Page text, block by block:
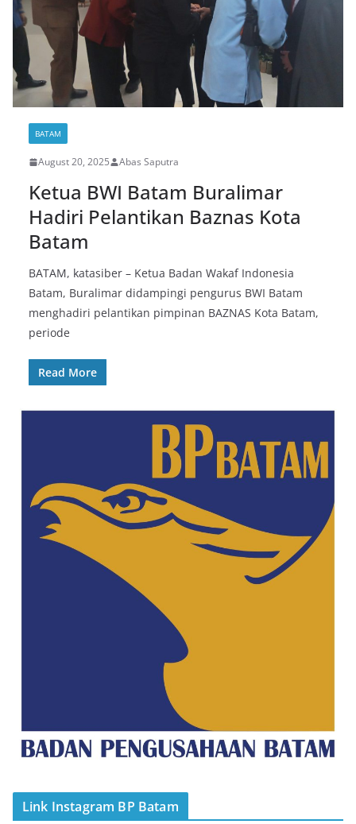
BATAM
August 20, 2025 Abas Saputra
Ketua BWI Batam Buralimar
Hadiri Pelantikan Baznas Kota
Batam
BATAM, katasiber – Ketua Badan Wakaf Indonesia
Batam, Buralimar didampingi pengurus BWI Batam
menghadiri pelantikan pimpinan BAZNAS Kota Batam,
periode
Read More
Link Instagram BP Batam